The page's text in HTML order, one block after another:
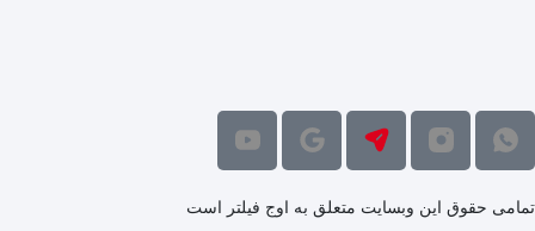
تمامی حقوق این وبسایت متعلق به اوج فیلتر است